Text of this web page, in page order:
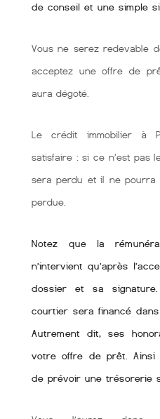
de conseil et une simple
Vous ne serez redevable
acceptez une offre de
aura dégoté.
Le crédit immobilier à
satisfaire : si ce n’est pas
sera perdu et il ne pourra
perdue.
Notez que la
n’intervient qu’après
dossier et sa
courtier sera financé
Autrement dit, ses
votre offre de prêt. Ainsi
de prévoir une trésorerie